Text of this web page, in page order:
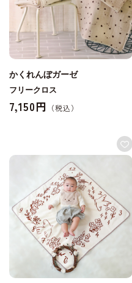
かくれんぼガーゼ
フリークロス
7,150円